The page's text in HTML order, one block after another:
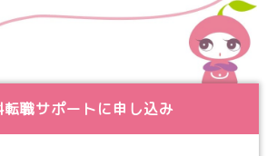
転職サポートに申し込み